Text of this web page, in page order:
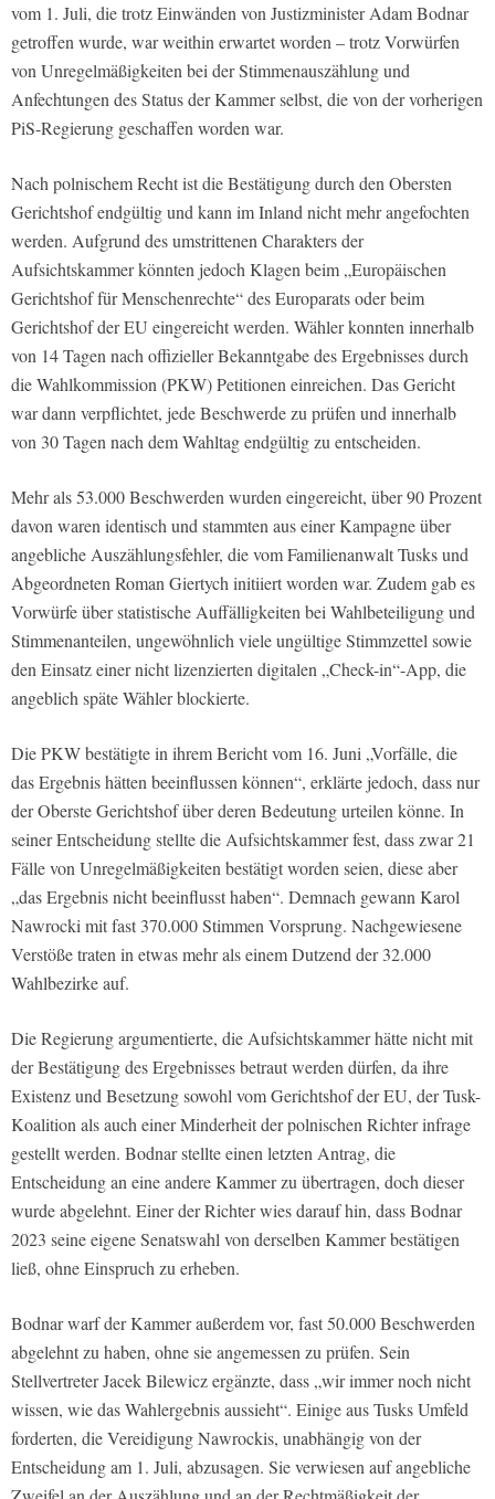
vom 1. Juli, die trotz Einwänden von Justizminister Adam Bodnar
getroffen wurde, war weithin erwartet worden – trotz Vorwürfen
von Unregelmäßigkeiten bei der Stimmenauszählung und
Anfechtungen des Status der Kammer selbst, die von der vorherigen
PiS-Regierung geschaffen worden war.
Nach polnischem Recht ist die Bestätigung durch den Obersten
Gerichtshof endgültig und kann im Inland nicht mehr angefochten
werden. Aufgrund des umstrittenen Charakters der
Aufsichtskammer könnten jedoch Klagen beim „Europäischen
Gerichtshof für Menschenrechte“ des Europarats oder beim
Gerichtshof der EU eingereicht werden. Wähler konnten innerhalb
von 14 Tagen nach offizieller Bekanntgabe des Ergebnisses durch
die Wahlkommission (PKW) Petitionen einreichen. Das Gericht
war dann verpflichtet, jede Beschwerde zu prüfen und innerhalb
von 30 Tagen nach dem Wahltag endgültig zu entscheiden.
Mehr als 53.000 Beschwerden wurden eingereicht, über 90 Prozent
davon waren identisch und stammten aus einer Kampagne über
angebliche Auszählungsfehler, die vom Familienanwalt Tusks und
Abgeordneten Roman Giertych initiiert worden war. Zudem gab es
Vorwürfe über statistische Auffälligkeiten bei Wahlbeteiligung und
Stimmenanteilen, ungewöhnlich viele ungültige Stimmzettel sowie
den Einsatz einer nicht lizenzierten digitalen „Check-in“-App, die
angeblich späte Wähler blockierte.
Die PKW bestätigte in ihrem Bericht vom 16. Juni „Vorfälle, die
das Ergebnis hätten beeinflussen können“, erklärte jedoch, dass nur
der Oberste Gerichtshof über deren Bedeutung urteilen könne. In
seiner Entscheidung stellte die Aufsichtskammer fest, dass zwar 21
Fälle von Unregelmäßigkeiten bestätigt worden seien, diese aber
„das Ergebnis nicht beeinflusst haben“. Demnach gewann Karol
Nawrocki mit fast 370.000 Stimmen Vorsprung. Nachgewiesene
Verstöße traten in etwas mehr als einem Dutzend der 32.000
Wahlbezirke auf.
Die Regierung argumentierte, die Aufsichtskammer hätte nicht mit
der Bestätigung des Ergebnisses betraut werden dürfen, da ihre
Existenz und Besetzung sowohl vom Gerichtshof der EU, der Tusk-
Koalition als auch einer Minderheit der polnischen Richter infrage
gestellt werden. Bodnar stellte einen letzten Antrag, die
Entscheidung an eine andere Kammer zu übertragen, doch dieser
wurde abgelehnt. Einer der Richter wies darauf hin, dass Bodnar
2023 seine eigene Senatswahl von derselben Kammer bestätigen
ließ, ohne Einspruch zu erheben.
Bodnar warf der Kammer außerdem vor, fast 50.000 Beschwerden
abgelehnt zu haben, ohne sie angemessen zu prüfen. Sein
Stellvertreter Jacek Bilewicz ergänzte, dass „wir immer noch nicht
wissen, wie das Wahlergebnis aussieht“. Einige aus Tusks Umfeld
forderten, die Vereidigung Nawrockis, unabhängig von der
Entscheidung am 1. Juli, abzusagen. Sie verwiesen auf angebliche